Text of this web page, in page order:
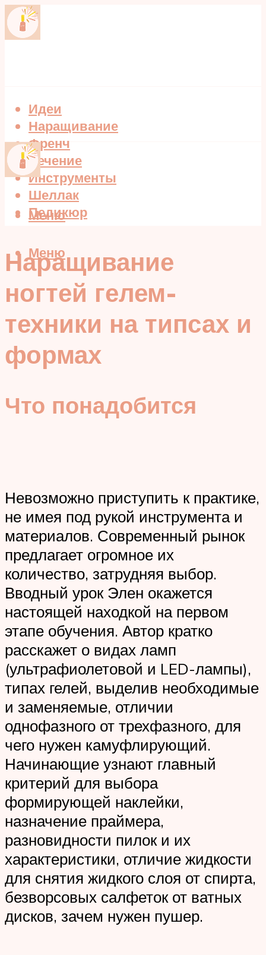
Идеи
Наращивание
Френч
Лечение
Инструменты
Шеллак
Педикюр
Меню
Меню
Наращивание
ногтей гелем-
техники на типсах и
формах
Что понадобится
Невозможно приступить к практике,
не имея под рукой инструмента и
материалов. Современный рынок
предлагает огромное их
количество, затрудняя выбор.
Вводный урок Элен окажется
настоящей находкой на первом
этапе обучения. Автор кратко
расскажет о видах ламп
(ультрафиолетовой и LED-лампы),
типах гелей, выделив необходимые
и заменяемые, отличии
однофазного от трехфазного, для
чего нужен камуфлирующий.
Начинающие узнают главный
критерий для выбора
формирующей наклейки,
назначение праймера,
разновидности пилок и их
характеристики, отличие жидкости
для снятия жидкого слоя от спирта,
безворсовых салфеток от ватных
дисков, зачем нужен пушер.